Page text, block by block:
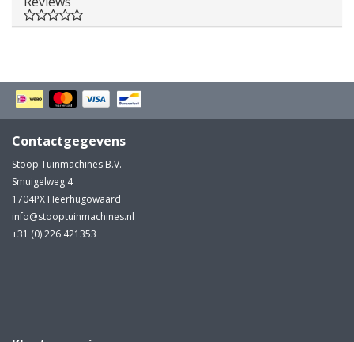
Contactgegevens
Stoop Tuinmachines B.V.
Smuigelweg 4
1704PX Heerhugowaard
info@stooptuinmachines.nl
+31 (0) 226 421353